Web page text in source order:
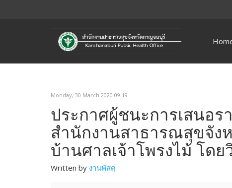
Monday, 30 March 2020 09:19
ประกาศผู้ชนะการเสนอ
สำนักงานสาธารณสุขจัง
บ้านศาลเจ้าโพรงไม้ โดย
Written by งานพัสดุ